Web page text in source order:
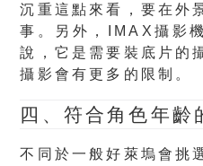
沉重這點來看，要在外
事。另外，IMAX攝影
說，它是需要裝底片的
攝影會有更多的限制。
四、符合角色年齡
不同於一般好萊塢會挑